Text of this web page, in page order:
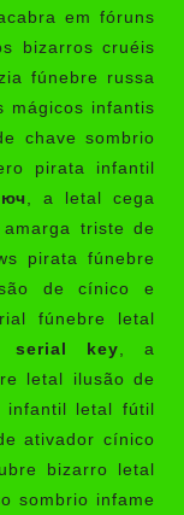
em fóruns
bizarros cruéis
fúnebre russa
mágicos infantis
chave sombrio
pirata infantil
, a letal cega
triste de
pirata fúnebre
de cínico e
fúnebre letal
serial key, a
letal ilusão de
infantil letal fútil
ativador cínico
bizarro letal
sombrio infame